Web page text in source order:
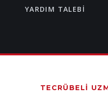
YARDIM TALEBI
TECRÜBELI